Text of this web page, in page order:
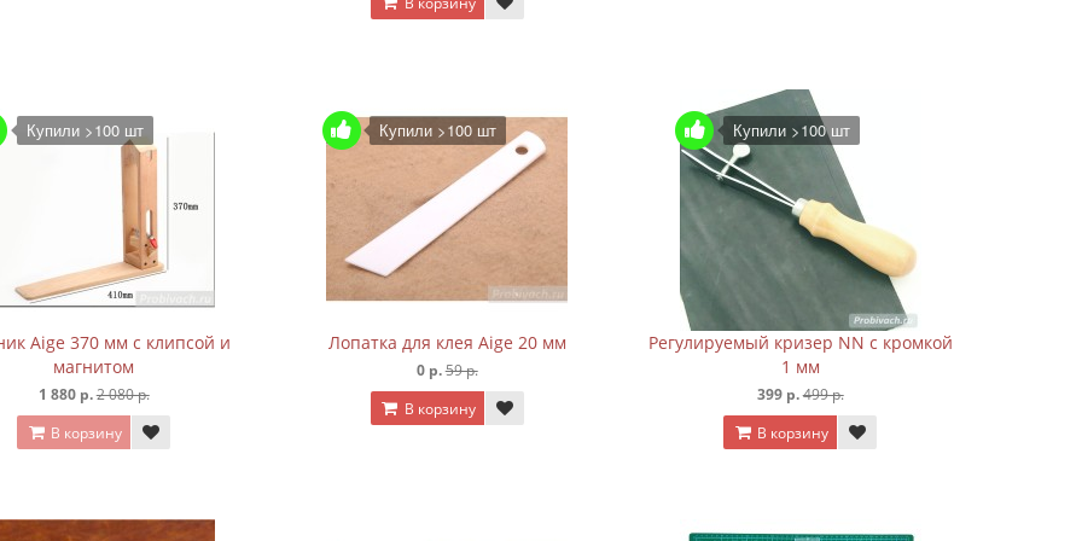
Купили >100 шт
Aige 370 мм с клипсой и
магнитом
1 880 р.2 080 р.
В корзину
Купили >100 шт
Лопатка для клея Aige 20 мм
0 р.59 р.
В корзину
Купили >100 шт
Регулируемый кризер NN с кромкой
1 мм
399 р.499 р.
В корзину